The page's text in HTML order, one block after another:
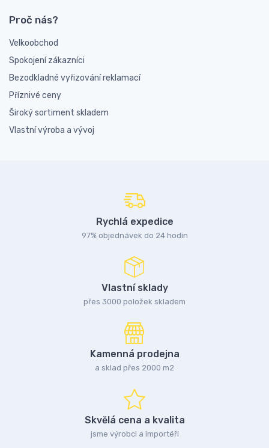
Proč nás?
Velkoobchod
Spokojení zákazníci
Bezodkladné vyřizování reklamací
Příznivé ceny
Široký sortiment skladem
Vlastní výroba a vývoj
Rychlá expedice
97% objednávek do 24 hodin
Vlastní sklady
přes 3000 položek skladem
Kamenná prodejna
a sklad přes 2000 m2
Skvělá cena a kvalita
jsme výrobci a importéři